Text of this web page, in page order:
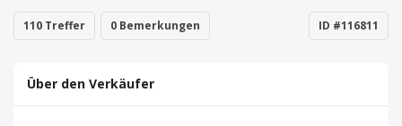
110 Treffer 0 Bemerkungen ID #116811
Über den Verkäufer